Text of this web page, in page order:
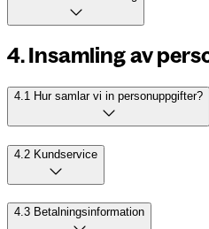
4. Insamling av
4.1 Hur samlar vi in personuppgifter?
4.2 Kundservice
4.3 Betalningsinformation